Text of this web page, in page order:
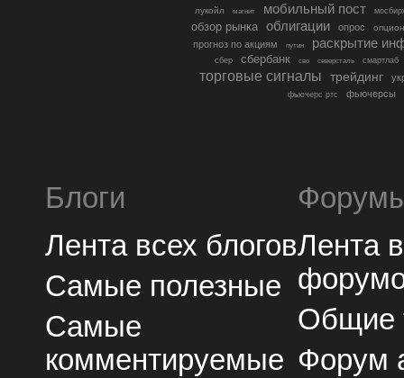
лукойл
магнит мобильный пост
обзор рынка облигации опрос
прогноз по акциям путин раскрытие
сбер сбербанк сво северсталь смартлаб
торговые сигналы трейдинг
фьючерс ртс фьючерсы
Блоги
Лента всех блогов
Самые полезные
Самые
комментируемые
Лента
Общие
Форум